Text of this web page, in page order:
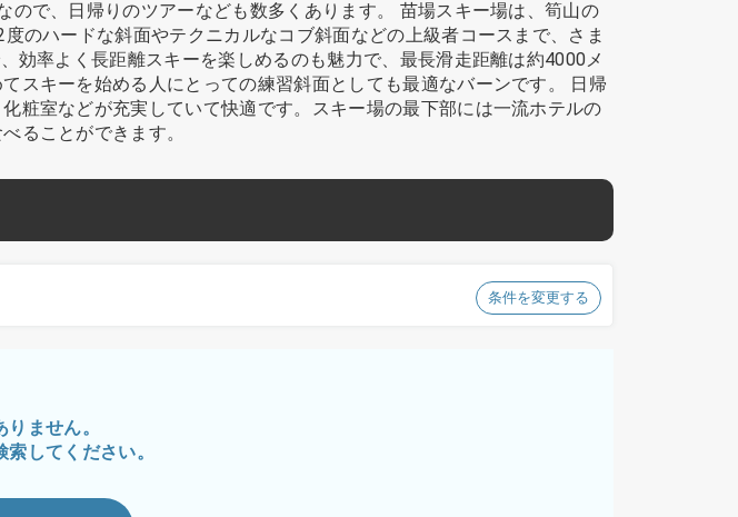
で、日帰りのツアーなども数多くあります。 苗場スキー場は、筍山の
のハードな斜面やテクニカルなコブ斜面などの上級者コースまで、さま
効率よく長距離スキーを楽しめるのも魅力で、最長滑走距離は約4000メ
スキーを始める人にとっての練習斜面としても最適なバーンです。 日帰
粧室などが充実していて快適です。スキー場の最下部には一流ホテルの
ることができます。
条件を変更する
ません。
してください。